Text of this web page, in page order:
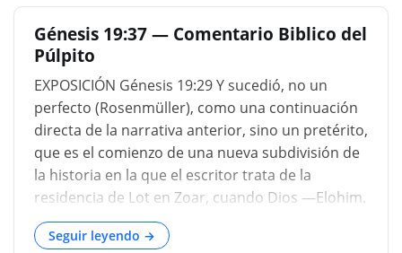
extraña obra de Dios, extraña porque consiste
en
Génesis 19:37 — Comentario Biblico del
Púlpito
EXPOSICIÓN Génesis 19:29 Y sucedió, no un
perfecto (Rosenmüller), como una continuación
directa de la narrativa anterior, sino un pretérito,
que es el comienzo de una nueva subdivisión de
la historia en la que el escritor trata de la
residencia de Lot en Zoar, cuando Dios —Elohim.
Por lo tanto, como un fragmento de la
composición original de Elohist, el verso actual
Seguir leyendo →